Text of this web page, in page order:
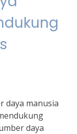
daya manusia
daya